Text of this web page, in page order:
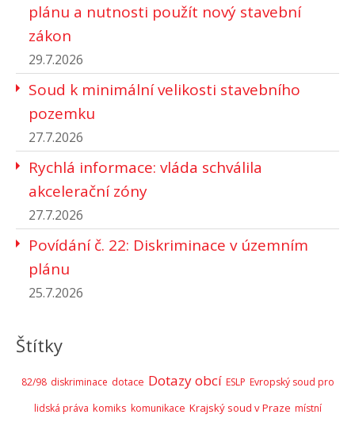
plánu a nutnosti použít nový stavební
zákon
29.7.2026
Soud k minimální velikosti stavebního
pozemku
27.7.2026
Rychlá informace: vláda schválila
akcelerační zóny
27.7.2026
Povídání č. 22: Diskriminace v územním
plánu
25.7.2026
Štítky
82/98 diskriminace dotace Dotazy obcí ESLP Evropský soud pro
lidská práva komiks komunikace Krajský soud v Praze místní